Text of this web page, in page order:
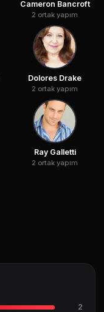
Cameron Bancroft
2 ortak yapım
Dolores Drake
2 ortak yapım
Ray Galletti
2 ortak yapım
2